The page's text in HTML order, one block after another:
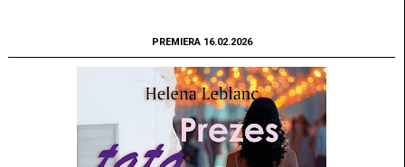
PREMIERA 16.02.2026